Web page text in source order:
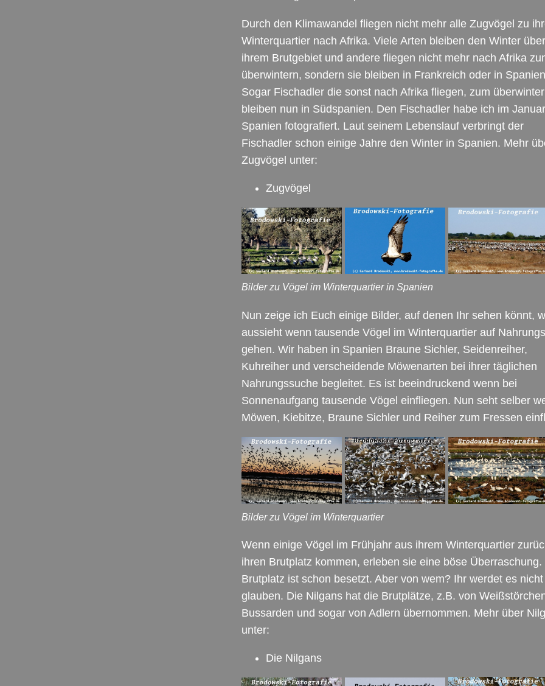
Durch den Klimawandel fliegen nicht mehr alle Zugvögel zu
Winterquartier nach Afrika. Viele Arten bleiben den Winter
ihrem Brutgebiet und andere fliegen nicht mehr nach Afrika
überwintern, sondern sie bleiben in Frankreich oder in
Sogar Fischadler die sonst nach Afrika fliegen, zum
bleiben nun in Südspanien. Den Fischadler habe ich im
Spanien fotografiert. Laut seinem Lebenslauf verbringt der
Fischadler schon einige Jahre den Winter in Spanien. Mehr
Zugvögel unter:
Zugvögel
Bilder zu Vögel im Winterquartier in Spanien
Nun zeige ich Euch einige Bilder, auf denen Ihr sehen könnt,
aussieht wenn tausende Vögel im Winterquartier auf
gehen. Wir haben in Spanien Braune Sichler, Seidenreiher,
Kuhreiher und verscheidende Möwenarten bei ihrer täglichen
Nahrungssuche begleitet. Es ist beeindruckend wenn bei
Sonnenaufgang tausende Vögel einfliegen. Nun seht selber
Möwen, Kiebitze, Braune Sichler und Reiher zum Fressen
Bilder zu Vögel im Winterquartier
Wenn einige Vögel im Frühjahr aus ihrem Winterquartier
ihren Brutplatz kommen, erleben sie eine böse Überraschung.
Brutplatz ist schon besetzt. Aber von wem? Ihr werdet es nicht
glauben. Die Nilgans hat die Brutplätze, z.B. von
Bussarden und sogar von Adlern übernommen. Mehr über
unter:
Die Nilgans